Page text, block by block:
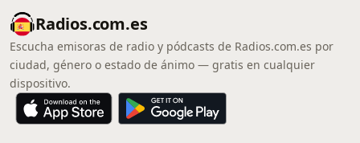
Radios.com.es
Escucha emisoras de radio y pódcasts de Radios.com.es por
ciudad, género o estado de ánimo — gratis en cualquier
dispositivo.